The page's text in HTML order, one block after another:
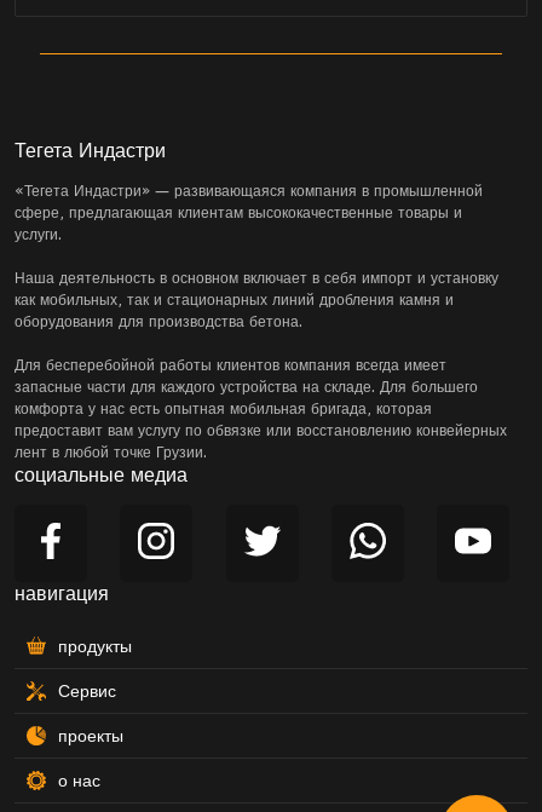
Тегета Индастри
«Тегета Индастри» — развивающаяся компания в промышленной
сфере, предлагающая клиентам высококачественные товары и
услуги.
Наша деятельность в основном включает в себя импорт и установку
как мобильных, так и стационарных линий дробления камня и
оборудования для производства бетона.
Для бесперебойной работы клиентов компания всегда имеет
запасные части для каждого устройства на складе. Для большего
комфорта у нас есть опытная мобильная бригада, которая
предоставит вам услугу по обвязке или восстановлению конвейерных
лент в любой точке Грузии.
социальные медиа
навигация
продукты
Сервис
проекты
о нас